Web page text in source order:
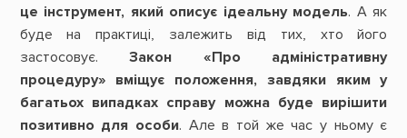
це інструмент, який описує ідеальну модель. А як
буде на практиці, залежить від тих, хто його
застосовує.Закон «Про адміністративну
процедуру» вміщує положення, завдяки яким у
багатьох випадках справу можна буде вирішити
позитивно для особи. Але в той же час у ньому є